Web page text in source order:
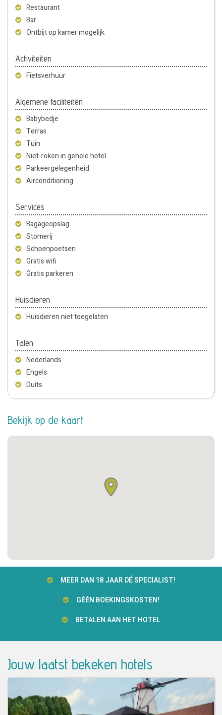
Restaurant
Bar
Ontbijt op kamer mogelijk
Activiteiten
Fietsverhuur
Algemene faciliteiten
Babybedje
Terras
Tuin
Niet-roken in gehele hotel
Parkeergelegenheid
Airconditioning
Services
Bagageopslag
Stomerij
Schoenpoetsen
Gratis wifi
Gratis parkeren
Huisdieren
Huisdieren niet toegelaten
Talen
Nederlands
Engels
Duits
Bekijk op de kaart
MEER DAN 18 JAAR DÉ SPECIALIST!
GĖĖN BOEKINGSKOSTEN!
BETALEN AAN HET HOTEL
Jouw laatst bekeken hotels